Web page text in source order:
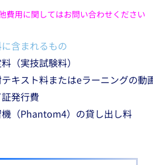
費用に関してはお問い合わせください
含まれるもの
（実技試験料）
テキスト料またはeラーニングの動
証発行費
機（Phantom4）の貸し出し料